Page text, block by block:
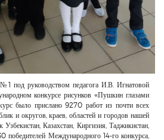
под руководством педагога И.В. Игнатовой
конкурсе рисунков «Пушкин глазами
было прислано 9270 работ из почти всех
и округов, краев, областей и городов нашей
Казахстан, Киргизия, Таджикистан,
победителей Международного 14-го конкурса,